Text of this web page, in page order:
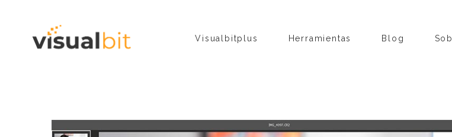
Visualbitplus Herramientas Blog